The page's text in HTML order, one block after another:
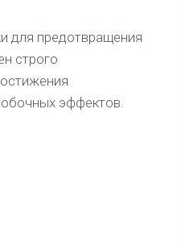
для предотвращения
строго
эффектов.